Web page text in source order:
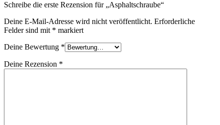
Schreibe die erste Rezension für „Asphaltschraube“
Deine E-Mail-Adresse wird nicht veröffentlicht. Erforderliche
Felder sind mit * markiert
Deine Bewertung *
Deine Rezension *